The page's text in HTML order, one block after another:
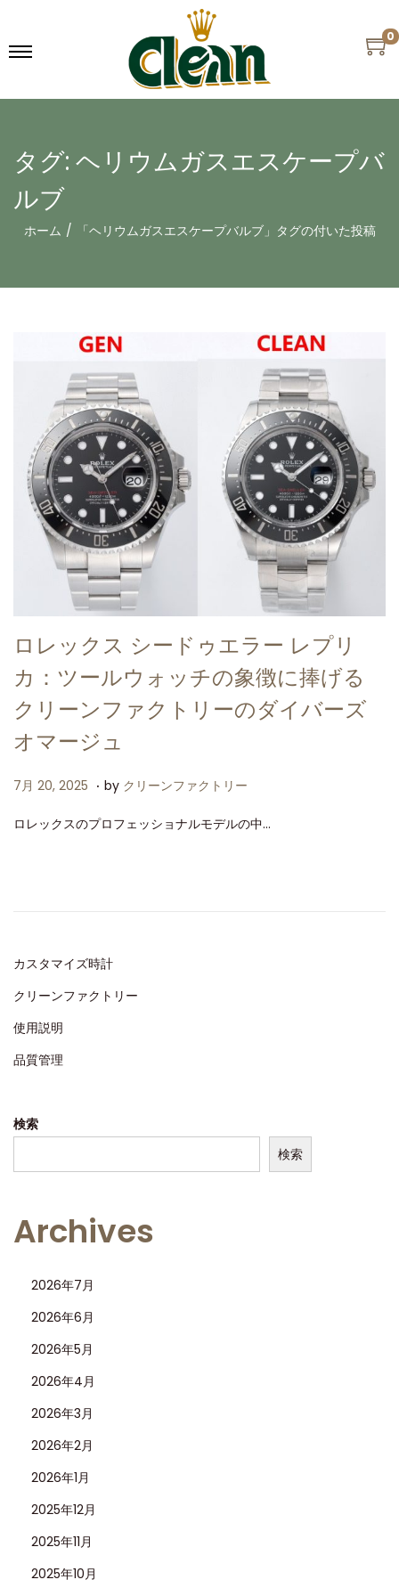
0
タグ: ヘリウムガスエスケープバ
ルブ
ホーム / 「ヘリウムガスエスケープバルブ」タグの付いた投稿
ロレックス シードゥエラー レプリ
カ：ツールウォッチの象徴に捧げる
クリーンファクトリーのダイバーズ
オマージュ
P
s
n
7月 20, 2025 7
2
2
. by クリーンファクトリー
ロレックスのプロフェッショナルモデルの中…
カスタマイズ時計
クリーンファクトリー
使用説明
品質管理
検索
検索
Archives
2026年7月
2026年6月
2026年5月
2026年4月
2026年3月
2026年2月
2026年1月
2025年12月
2025年11月
2025年10月